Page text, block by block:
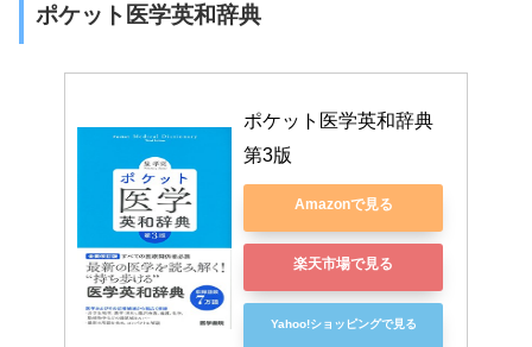
ポケット医学英和辞典
ポケット医学英和辞典
第3版
Amazonで見る
楽天市場で見る
Yahoo!ショッピングで見る